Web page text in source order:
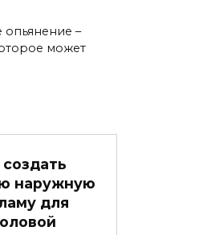
опьянение –
может
наружную
для